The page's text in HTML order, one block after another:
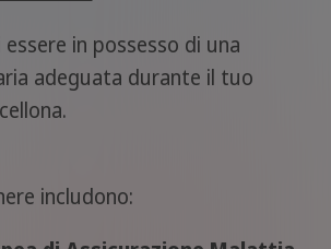
in possesso di una
adeguata durante il tuo
includono: